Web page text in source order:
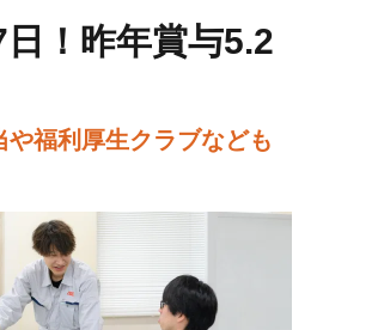
！昨年賞与5.2
福利厚生クラブなども